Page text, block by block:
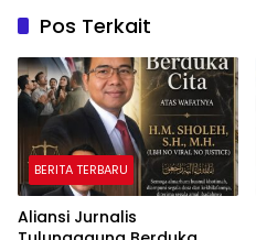
Pos Terkait
BERITA TERBARU
Aliansi Jurnalis